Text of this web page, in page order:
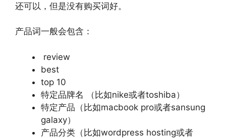
还可以，但是没有购买词好。
产品词一般会包含：
review
best
top 10
特定品牌名 （比如nike或者toshiba）
特定产品（比如macbook pro或者sansung
galaxy）
产品分类（比如wordpress hosting或者